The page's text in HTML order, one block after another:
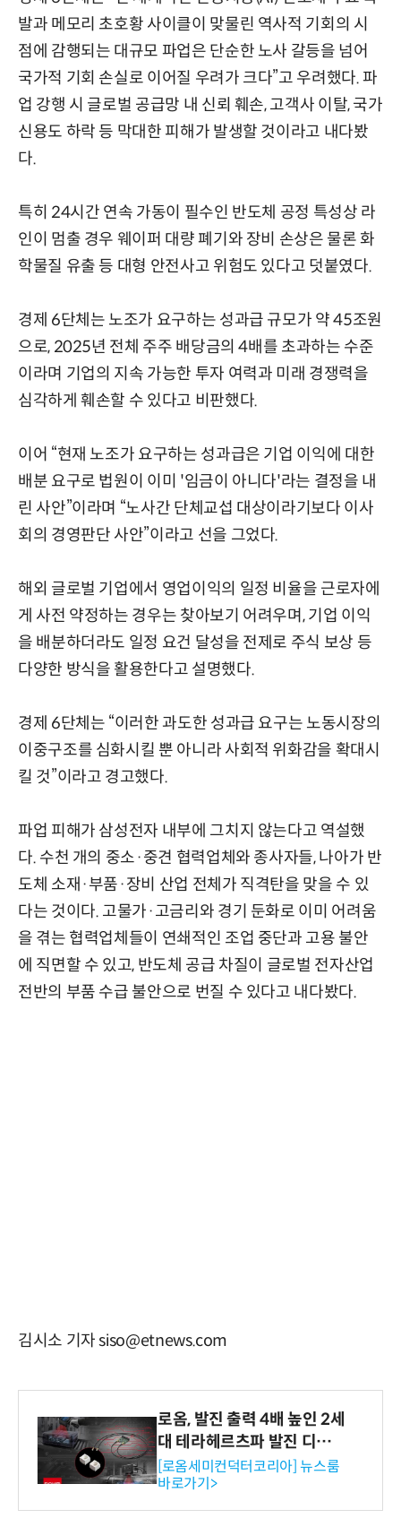
발과 메모리 초호황 사이클이 맞물린 역사적 기회의 시
점에 감행되는 대규모 파업은 단순한 노사 갈등을 넘어
국가적 기회 손실로 이어질 우려가 크다”고 우려했다. 파
업 강행 시 글로벌 공급망 내 신뢰 훼손, 고객사 이탈, 국가
신용도 하락 등 막대한 피해가 발생할 것이라고 내다봤
다.
특히 24시간 연속 가동이 필수인 반도체 공정 특성상 라
인이 멈출 경우 웨이퍼 대량 폐기와 장비 손상은 물론 화
학물질 유출 등 대형 안전사고 위험도 있다고 덧붙였다.
경제 6단체는 노조가 요구하는 성과급 규모가 약 45조원
으로, 2025년 전체 주주 배당금의 4배를 초과하는 수준
이라며 기업의 지속 가능한 투자 여력과 미래 경쟁력을
심각하게 훼손할 수 있다고 비판했다.
이어 “현재 노조가 요구하는 성과급은 기업 이익에 대한
배분 요구로 법원이 이미 '임금이 아니다'라는 결정을 내
린 사안”이라며 “노사간 단체교섭 대상이라기보다 이사
회의 경영판단 사안”이라고 선을 그었다.
해외 글로벌 기업에서 영업이익의 일정 비율을 근로자에
게 사전 약정하는 경우는 찾아보기 어려우며, 기업 이익
을 배분하더라도 일정 요건 달성을 전제로 주식 보상 등
다양한 방식을 활용한다고 설명했다.
경제 6단체는 “이러한 과도한 성과급 요구는 노동시장의
이중구조를 심화시킬 뿐 아니라 사회적 위화감을 확대시
킬 것”이라고 경고했다.
파업 피해가 삼성전자 내부에 그치지 않는다고 역설했
다. 수천 개의 중소·중견 협력업체와 종사자들, 나아가 반
도체 소재·부품·장비 산업 전체가 직격탄을 맞을 수 있
다는 것이다. 고물가·고금리와 경기 둔화로 이미 어려움
을 겪는 협력업체들이 연쇄적인 조업 중단과 고용 불안
에 직면할 수 있고, 반도체 공급 차질이 글로벌 전자산업
전반의 부품 수급 불안으로 번질 수 있다고 내다봤다.
김시소 기자 siso@etnews.com
로옴, 발진 출력 4배 높인 2세
대 테라헤르츠파 발진 디바이
스 개발
[로옴세미컨덕터코리아] 뉴스룸
바로가기>